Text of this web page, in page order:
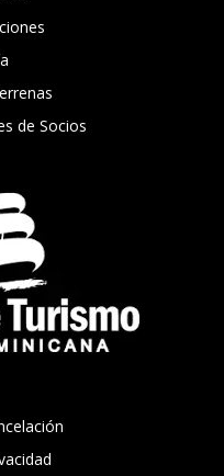
de Socios